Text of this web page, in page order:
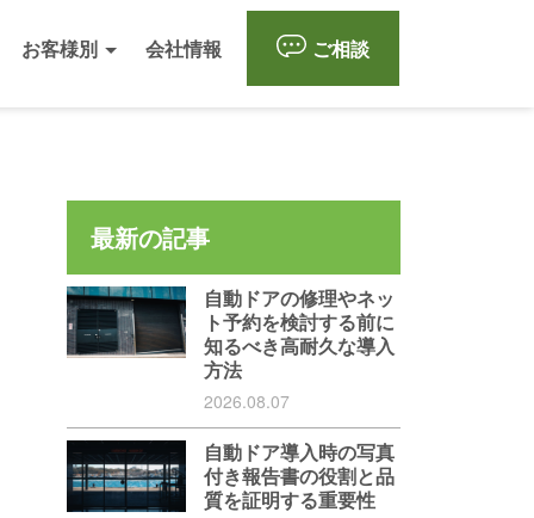
お客様別 会社情報 ご相談
最新の記事
自動ドアの修理やネッ
ト予約を検討する前に
知るべき高耐久な導入
方法
2026.08.07
自動ドア導入時の写真
付き報告書の役割と品
質を証明する重要性